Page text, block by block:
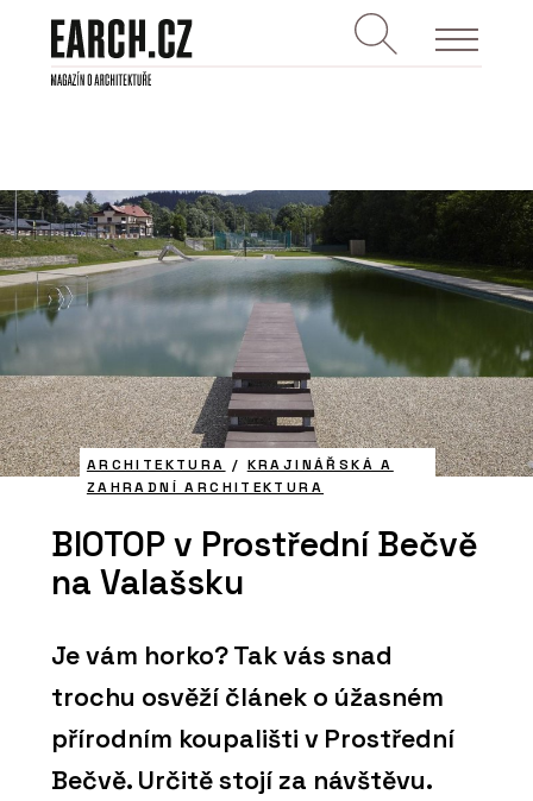
ARCHITEKTURA / KRAJINÁŘSKÁ A
ZAHRADNÍ ARCHITEKTURA
BIOTOP v Prostřední Bečvě
na Valašsku
Je vám horko? Tak vás snad
trochu osvěží článek o úžasném
přírodním koupališti v Prostřední
Bečvě. Určitě stojí za návštěvu.